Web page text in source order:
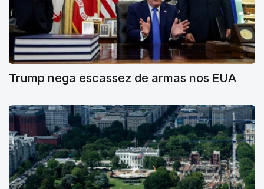
Trump nega escassez de armas nos EUA